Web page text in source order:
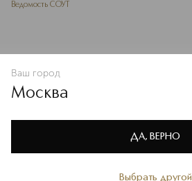
Политике конфиденциальности
В КОРЗИНУ
Ведомость СОУТ
Ваш город
Москва
Выбрать другой
ДА, ВЕРНО